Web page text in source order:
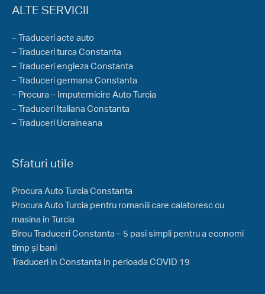
ALTE SERVICII
– Traduceri acte auto
– Traduceri turca Constanta
– Traduceri engleza Constanta
– Traduceri germana Constanta
– Procura – Imputernicire Auto Turcia
–Traduceri Italiana Constanta
–Traduceri Ucraineana
Sfaturi utile
Procura Auto Turcia Constanta
Procura Auto Turcia pentru romaniii care calatoresc cu
masina in Turcia
Birou Traduceri Constanta – 5 pasi simpli pentru a economi
timp și bani
Traduceri in Constanta in perioada COVID 19